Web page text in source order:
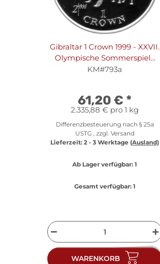
Gibraltar 1 Crown 1999 - XXVII.
Olympische Sommerspiele
2000 in Sydney "Aborigine-
KM#793a
61,20 € *
2.335,88 € pro 1 kg
Differenzbesteuerung nach § 25a
USTG , zzgl. Versand
Lieferzeit: 2 - 3 Werktage (Ausland)
Ab Lager verfügbar: 1
Gesamt verfügbar:1
WARENKORB